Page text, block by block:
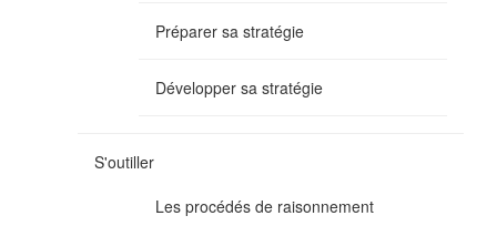
Préparer sa stratégie
Développer sa stratégie
S'outiller
Les procédés de raisonnement